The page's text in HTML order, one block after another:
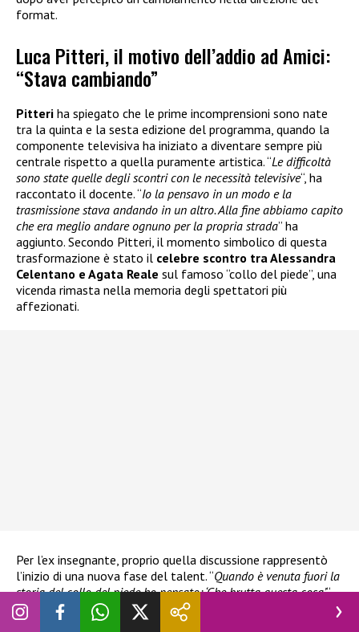
format.
Luca Pitteri, il motivo dell’addio ad Amici:
“Stava cambiando”
Pitteri ha spiegato che le prime incomprensioni sono nate
tra la quinta e la sesta edizione del programma, quando la
componente televisiva ha iniziato a diventare sempre più
centrale rispetto a quella puramente artistica. “Le difficoltà
sono state quelle degli scontri con le necessità televisive“, ha
raccontato il docente. “Io la pensavo in un modo e la
trasmissione stava andando in un altro. Alla fine abbiamo capito
che era meglio andare ognuno per la propria strada” ha
aggiunto. Secondo Pitteri, il momento simbolico di questa
trasformazione è stato il celebre scontro tra Alessandra
Celentano e Agata Reale sul famoso “collo del piede”, una
vicenda rimasta nella memoria degli spettatori più
affezionati.
Per l’ex insegnante, proprio quella discussione rappresentò
l’inizio di una nuova fase del talent. “Quando è venuta fuori la
storia del collo del piede ho pensato: ‘Che brutta questa cosa’“,
ha ricordato. “ Maria, invece, probabilmente aveva capito che
quelle dinamiche avrebbero funzionato in televisione. Da lì sono